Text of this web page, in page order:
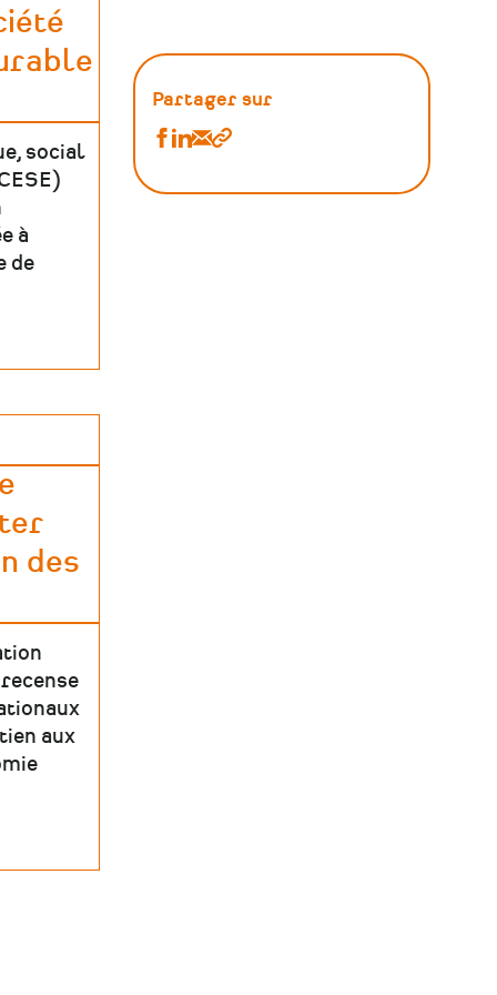
social
à
de
des
aux
Partager sur
Partager
Partager
Partager
Copier